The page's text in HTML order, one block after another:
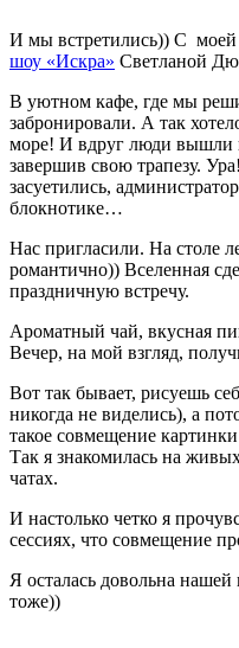
И мы встретились)) С моей
шоу «Искра» Светланой
В уютном кафе, где мы
забронировали. А так
море! И вдруг люди вышли
завершив свою трапезу.
засуетились,
блокнотике…
Нас пригласили. На столе
романтично)) Вселенная
праздничную встречу.
Ароматный чай, вкусная
Вечер, на мой взгляд,
Вот так бывает, рисуешь
никогда не виделись), а
такое совмещение
Так я знакомилась на
чатах.
И настолько четко я
сессиях, что совмещение
Я осталась довольна
тоже))